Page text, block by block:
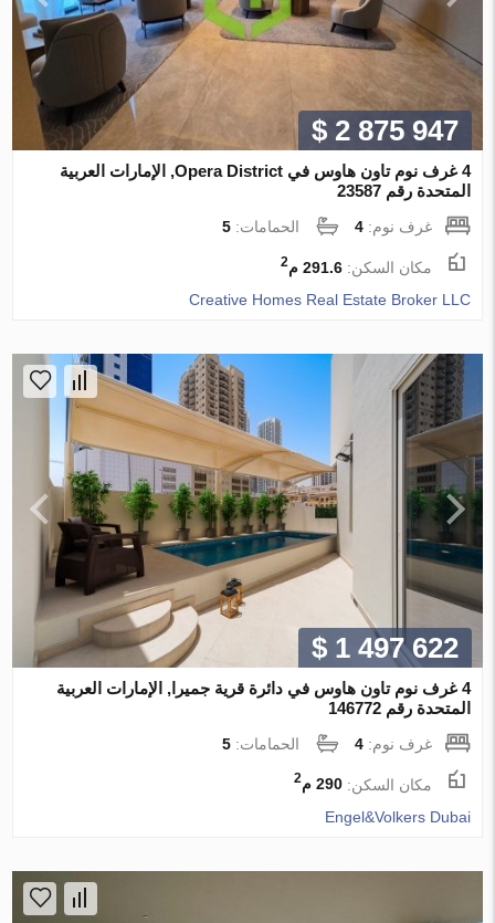
$ 2 875 947
4 غرف نوم تاون هاوس في Opera District, الإمارات العربية
المتحدة رقم 23587
غرف نوم:4 الحمامات:5
مكان السكن:291.6 م 2
Creative Homes Real Estate Broker LLC
$ 1 497 622
4 غرف نوم تاون هاوس في دائرة قرية جميرا, الإمارات العربية
المتحدة رقم 146772
غرف نوم:4 الحمامات:5
مكان السكن:290 م 2
Engel&Volkers Dubai